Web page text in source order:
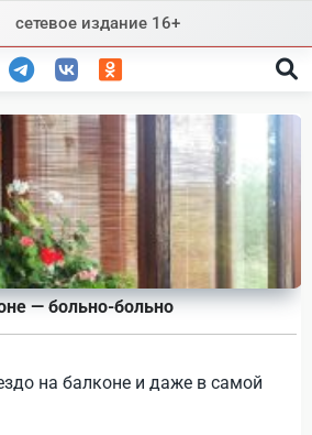
сетевое издание 16+
— больно-больно
на балконе и даже в самой